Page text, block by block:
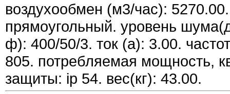
воздухообмен (м3/час):
прямоугольный. уровень
ф): 400/50/3. ток (а): 3.00.
805. потребляемая мощность,
защиты: ip 54. вес(кг): 43.00.